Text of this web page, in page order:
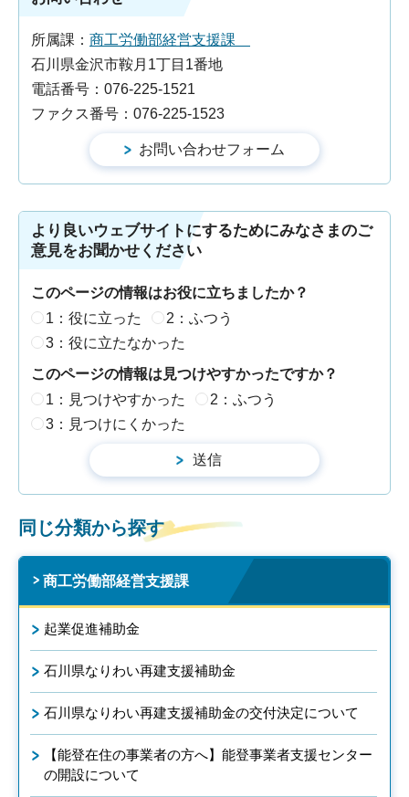
所属課： 商工労働部経営支援課
石川県金沢市鞍月1丁目1番地
電話番号：076-225-1521
ファクス番号：076-225-1523
より良いウェブサイトにするためにみなさまのご
意見をお聞かせください
このページの情報はお役に立ちましたか？
1：役に立った
2：ふつう
3：役に立たなかった
このページの情報は見つけやすかったですか？
1：見つけやすかった
2：ふつう
3：見つけにくかった
同じ分類から探す
商工労働部経営支援課
起業促進補助金
石川県なりわい再建支援補助金
石川県なりわい再建支援補助金の交付決定について
【能登在住の事業者の方へ】能登事業者支援センター
の開設について